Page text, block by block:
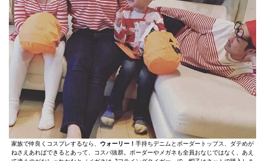
家族で仲良くコスプレするなら、 ウォーリー！ 手持ちデニムとボーダートップス、ダテめが
ねさえあればできるとあって、コスパ抜群。ボーダーやメガネも全員おなじではなく、あえ